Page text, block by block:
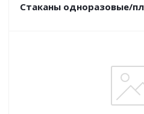
Стаканы одноразовые/